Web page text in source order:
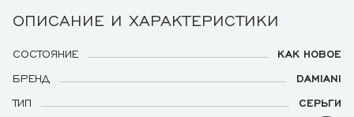
ОПИСАНИЕ И ХАРАКТЕРИСТИКИ
СОСТОЯНИЕ
КАК НОВОЕ
БРЕНД
DAMIANI
ТИП
СЕРЬГИ